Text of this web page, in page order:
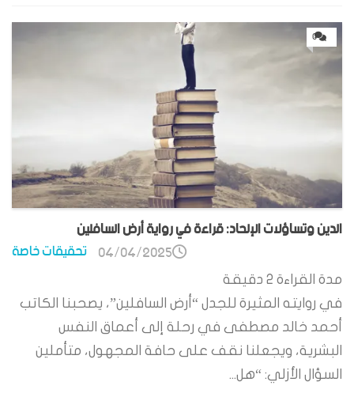
0
الدين وتساؤلات الإلحاد: قراءة في رواية أرض السافلين
تحقيقات خاصة 04/04/2025
مدة القراءة 2 دقيقة
في روايته المثيرة للجدل “أرض السافلين”، يصحبنا الكاتب
أحمد خالد مصطفى في رحلة إلى أعماق النفس
البشرية، ويجعلنا نقف على حافة المجهول، متأملين
السؤال الأزلي: “هل...